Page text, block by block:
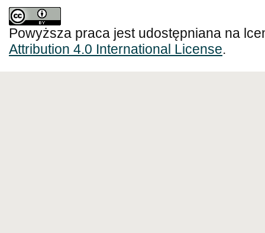
Powyższa praca jest udostępniana na
Attribution 4.0 International License.